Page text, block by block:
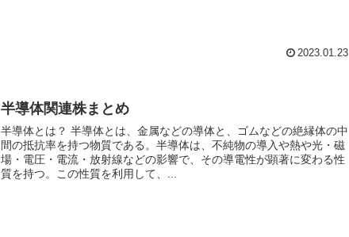
2023.01.23
半導体関連株まとめ
半導体とは？ 半導体とは、金属などの導体と、ゴムなどの絶縁体の中
間の抵抗率を持つ物質である。半導体は、不純物の導入や熱や光・磁
場・電圧・電流・放射線などの影響で、その導電性が顕著に変わる性
質を持つ。この性質を利用して、...